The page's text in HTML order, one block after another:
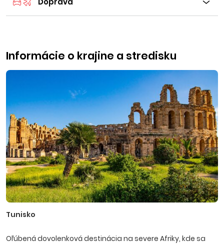
Informácie o krajine a stredisku
Tunisko
Oľúbená dovolenková destinácia na severe Afriky, kde sa